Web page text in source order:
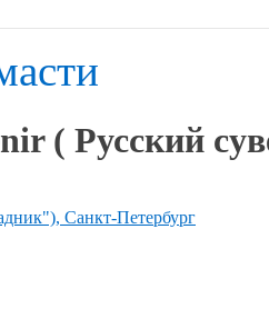
( Русский
Санкт-Петербург